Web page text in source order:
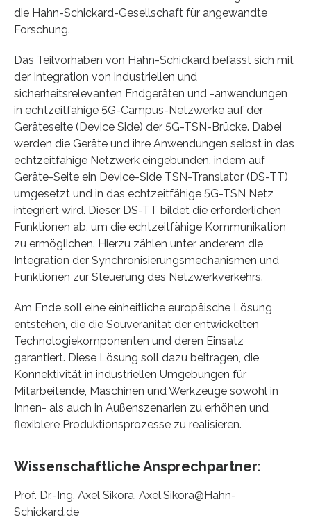
die Hahn-Schickard-Gesellschaft für angewandte
Forschung.
Das Teilvorhaben von Hahn-Schickard befasst sich mit
der Integration von industriellen und
sicherheitsrelevanten Endgeräten und -anwendungen
in echtzeitfähige 5G-Campus-Netzwerke auf der
Geräteseite (Device Side) der 5G-TSN-Brücke. Dabei
werden die Geräte und ihre Anwendungen selbst in das
echtzeitfähige Netzwerk eingebunden, indem auf
Geräte-Seite ein Device-Side TSN-Translator (DS-TT)
umgesetzt und in das echtzeitfähige 5G-TSN Netz
integriert wird. Dieser DS-TT bildet die erforderlichen
Funktionen ab, um die echtzeitfähige Kommunikation
zu ermöglichen. Hierzu zählen unter anderem die
Integration der Synchronisierungsmechanismen und
Funktionen zur Steuerung des Netzwerkverkehrs.
Am Ende soll eine einheitliche europäische Lösung
entstehen, die die Souveränität der entwickelten
Technologiekomponenten und deren Einsatz
garantiert. Diese Lösung soll dazu beitragen, die
Konnektivität in industriellen Umgebungen für
Mitarbeitende, Maschinen und Werkzeuge sowohl in
Innen- als auch in Außenszenarien zu erhöhen und
flexiblere Produktionsprozesse zu realisieren.
Wissenschaftliche Ansprechpartner:
Prof. Dr.-Ing. Axel Sikora, Axel.Sikora@Hahn-
Schickard.de